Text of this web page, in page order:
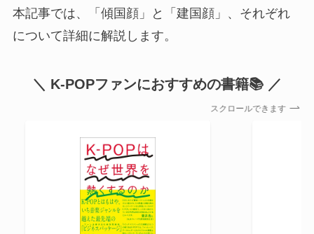
本記事では、「傾国顔」と「建国顔」、それぞれ
について詳細に解説します。
＼ K-POPファンにおすすめの書籍📚 ／
スクロールできます